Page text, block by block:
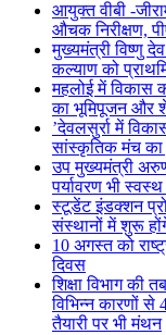
आयुक्त वीबी -
औचक निरीक्षण,
मुख्यमंत्री विष्णु
कल्याण को
महलोई में विकास
का भूमिपूजन और
’देवलसुर्रा में
सांस्कृतिक मंच
उप मुख्यमंत्री अरुण
पर्यावरण भी
स्टूडेंट इंडक्शन
संस्थानों में शुरू
10 अगस्त को
दिवस
शिक्षा विभाग की
विभिन्न कारणों
तैयारी पर भी मंथन